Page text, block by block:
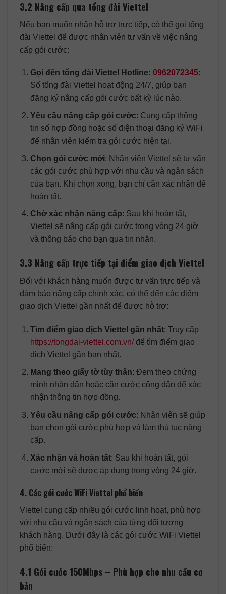
3.2 Nâng cấp qua tổng đài Viettel
Nếu bạn muốn nhận hỗ trợ trực tiếp, có thể gọi tổng
đài Viettel để được nhân viên tư vấn về việc nâng
cấp gói cước:
Gọi đến tổng đài Viettel Hotline: 0962072345:
Số tổng đài Viettel hoạt động 24/7, giúp bạn
đăng ký nâng cấp gói cước bất kỳ lúc nào.
Yêu cầu nâng cấp gói cước: Cung cấp thông
tin số hợp đồng hoặc số điện thoại đăng ký WiFi
để nhân viên kiểm tra gói cước hiện tại.
Chọn gói cước mới: Nhân viên Viettel sẽ tư vấn
các gói cước phù hợp với nhu cầu và ngân sách
của bạn. Khi chọn xong, bạn chỉ cần xác nhận để
hoàn tất.
Chờ xác nhận nâng cấp: Sau khi hoàn tất,
Viettel sẽ nâng cấp gói cước trong vòng 24 giờ
và thông báo cho bạn qua tin nhắn.
3.3 Nâng cấp trực tiếp tại điểm giao dịch Viettel
Đối với khách hàng muốn được tư vấn trực tiếp và
đảm bảo nâng cấp chính xác, có thể đến các điểm
giao dịch Viettel gần nhất để được hỗ trợ:
Tìm điểm giao dịch Viettel gần nhất: Truy cập
https://tongdai-viettel.com.vn/để tìm điểm giao
dịch Viettel gần bạn nhất.
Mang theo giấy tờ tùy thân: Đem theo chứng
minh nhân dân hoặc căn cước công dân để xác
nhận thông tin hợp đồng.
Yêu cầu nâng cấp gói cước: Nhân viên sẽ giúp
bạn chọn gói cước phù hợp và làm thủ tục nâng
cấp.
Xác nhận và hoàn tất: Sau khi hoàn tất, gói
cước mới sẽ được áp dụng trong vòng 24 giờ.
4. Các gói cước WiFi Viettel phổ biến
Viettel cung cấp nhiều gói cước linh hoạt, phù hợp
với nhu cầu và ngân sách của từng đối tượng
khách hàng. Dưới đây là các gói cước WiFi Viettel
phổ biến:
4.1 Gói cước 150Mbps – Phù hợp cho nhu cầu cơ
bản